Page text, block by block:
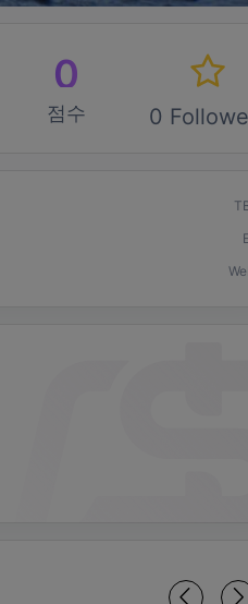
0
점수 0